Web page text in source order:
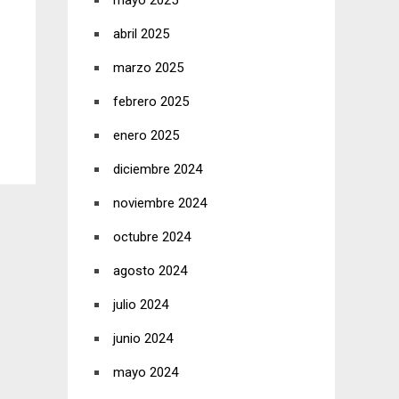
abril 2025
marzo 2025
febrero 2025
enero 2025
diciembre 2024
noviembre 2024
octubre 2024
agosto 2024
julio 2024
junio 2024
mayo 2024